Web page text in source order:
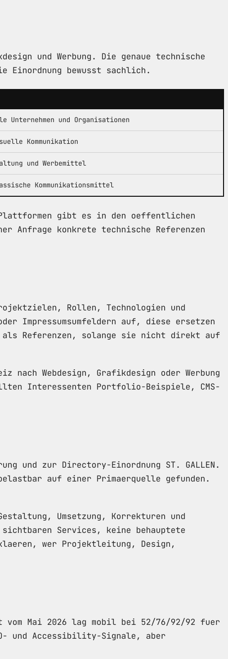
und Werbung. Die genaue technische
bewusst sachlich.
Unternehmen und Organisationen
Kommunikation
und Werbemittel
Kommunikationsmittel
Plattformen gibt es in den oeffentlichen
Anfrage konkrete technische Referenzen
Rollen, Technologien und
Impressumsumfeldern auf, diese ersetzen
als Referenzen, solange sie nicht direkt auf
Webdesign, Grafikdesign oder Werbung
Interessenten Portfolio-Beispiele, CMS-
und zur Directory-Einordnung ST. GALLEN.
auf einer Primaerquelle gefunden.
Umsetzung, Korrekturen und
Services, keine behauptete
wer Projektleitung, Design,
Mai 2026 lag mobil bei 52/76/92/92 fuer
und Accessibility-Signale, aber